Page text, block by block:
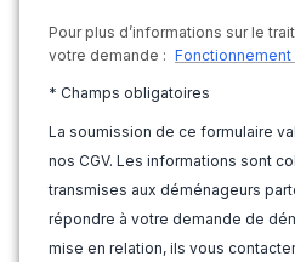
Pour plus d’informations sur le
votre demande :
* Champs obligatoires
La soumission de ce formulaire
nos CGV. Les informations sont
transmises aux déménageurs
répondre à votre demande de
mise en relation, ils vous